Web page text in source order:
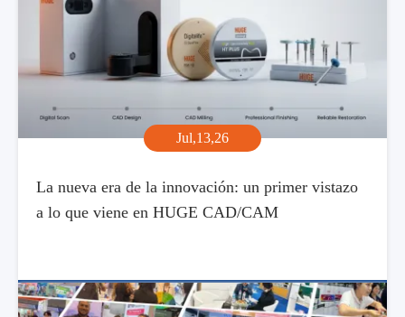
Jul,13,26
La nueva era de la innovación: un primer vistazo
a lo que viene en HUGE CAD/CAM